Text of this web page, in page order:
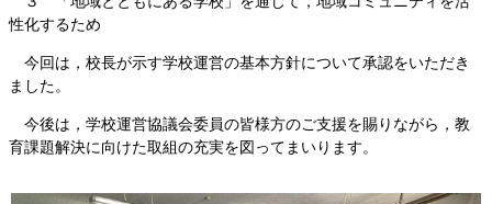
性化するため
今回は，校長が示す学校運営の基本方針について承認をいただき
ました。
今後は，学校運営協議会委員の皆様方のご支援を賜りながら，教
育課題解決に向けた取組の充実を図ってまいります。